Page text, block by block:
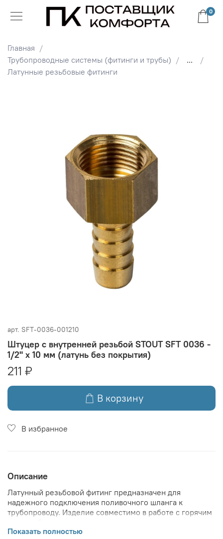
0
Главная
Трубопроводные системы (фитинги и трубы)
...
Латунные резьбовые фитинги
арт. SFT-0036-001210
Штуцер с внутренней резьбой STOUT SFT 0036 -
1/2" x 10 мм (латунь без покрытия)
211 ₽
В корзину
В избранное
Описание
Латунный резьбовой фитинг предназначен для
надежного подключения поливочного шланга к
трубопроводу. Изделие совместимо в работе с горячим
средами.
Показать полностью